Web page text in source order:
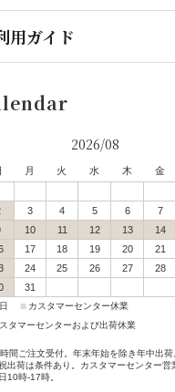
用ガイド
特典・会員ランク
・送料について
方法について
交換サービス
ントご利用案内
2026/08
月 火 水 木 金
3 4 5 6 7
10 11 12 13 14
17 18 19 20 21
24 25 26 27 28
31
■ カスタマーセンター休業
タマーセンターおよび出荷休業
間ご注文受付。年末年始を除き年中出
出荷は条件あり。カスタマーセンター営
10時-17時。